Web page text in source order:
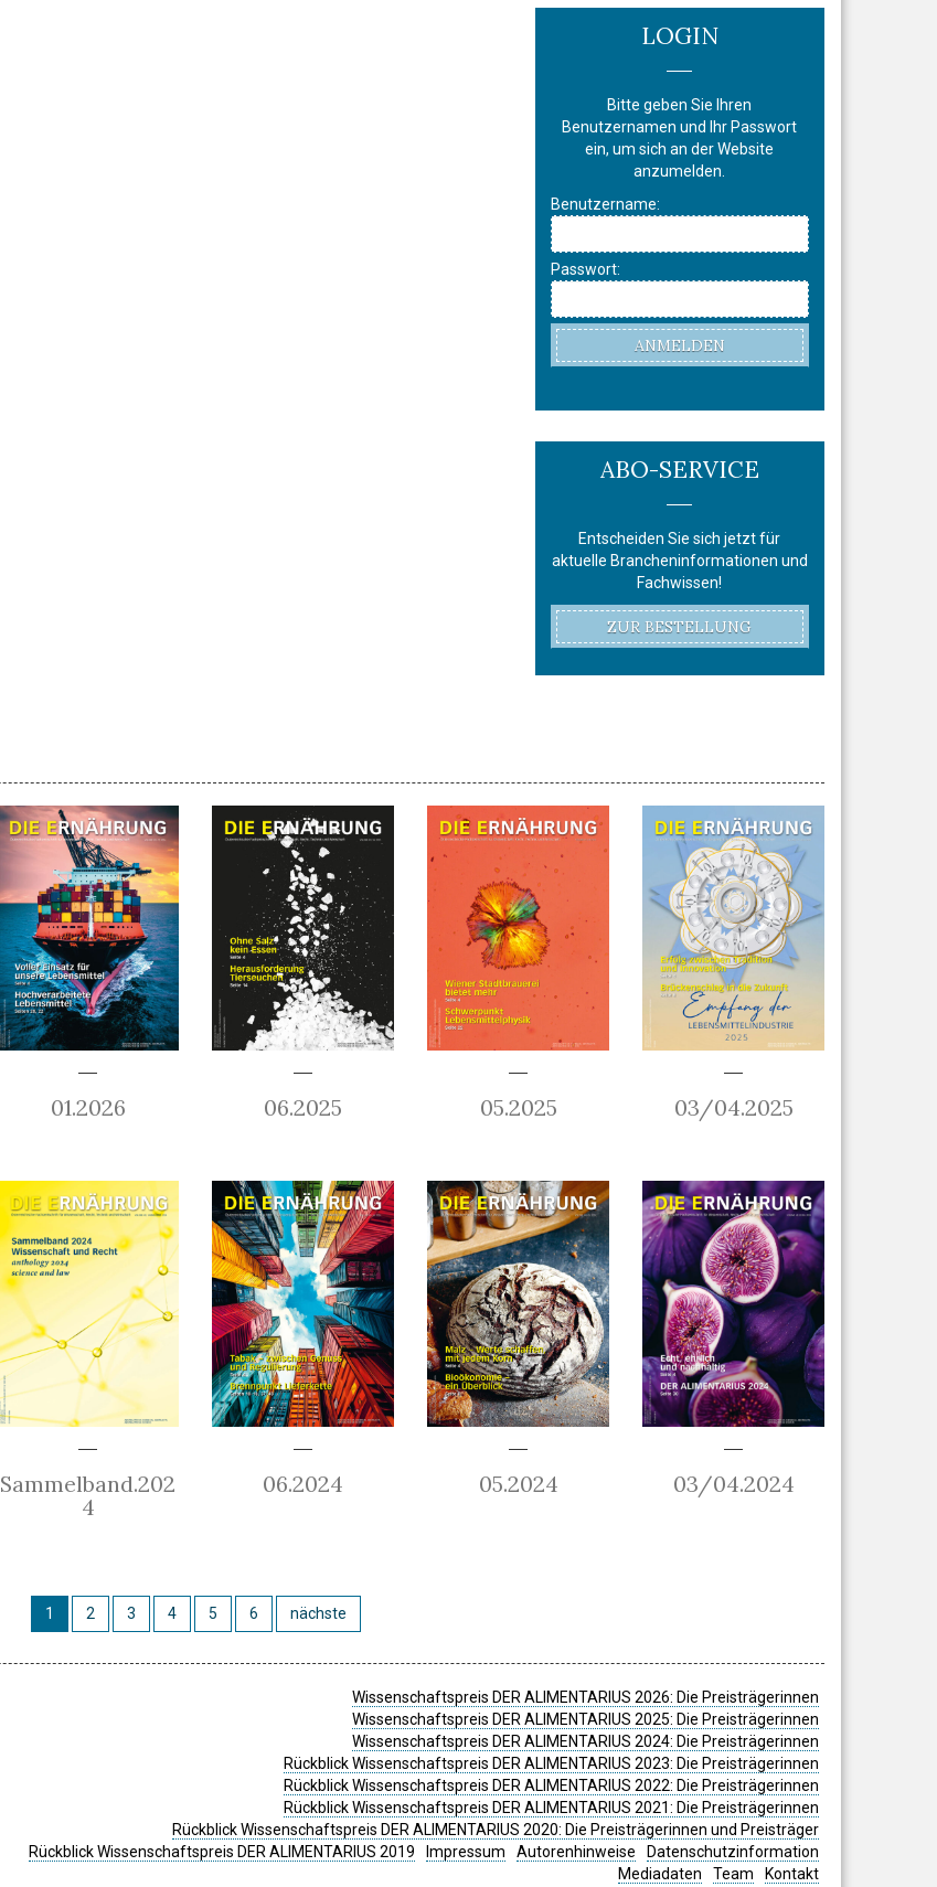
LOGIN
Bitte geben Sie Ihren
Benutzernamen und Ihr Passwort
ein, um sich an der Website
anzumelden.
Benutzername:
Passwort:
ANMELDEN
ABO-SERVICE
Entscheiden Sie sich jetzt für
aktuelle Brancheninformationen und
Fachwissen!
ZUR BESTELLUNG
01.2026 06.2025 05.2025 03/04.2025
Sammelband.202
4
06.2024 05.2024 03/04.2024
1 2 3 4 5 6 nächste
Wissenschaftspreis DER ALIMENTARIUS 2026: Die Preisträgerinnen
Wissenschaftspreis DER ALIMENTARIUS 2025: Die Preisträgerinnen
Wissenschaftspreis DER ALIMENTARIUS 2024: Die Preisträgerinnen
Rückblick Wissenschaftspreis DER ALIMENTARIUS 2023: Die Preisträgerinnen
Rückblick Wissenschaftspreis DER ALIMENTARIUS 2022: Die Preisträgerinnen
Rückblick Wissenschaftspreis DER ALIMENTARIUS 2021: Die Preisträgerinnen
Rückblick Wissenschaftspreis DER ALIMENTARIUS 2020: Die Preisträgerinnen und Preisträger
Rückblick Wissenschaftspreis DER ALIMENTARIUS 2019
Impressum Autorenhinweise
Datenschutzinformation
Mediadaten
Team Kontakt